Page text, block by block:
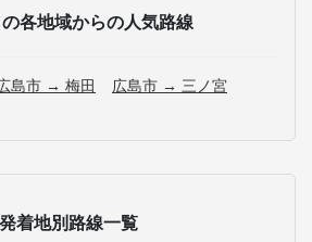
の各地域からの人気路線
島市 → 梅田
広島市 → 三ノ宮
発着地別路線一覧